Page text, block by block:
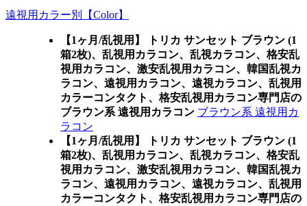
遠視用カラー別【Color】
【1ヶ月/乱視用】 トリカ サンセット ブラウン (1
箱2枚)、乱視用カラコン、乱視カラコン、格安乱
視用カラコン、激安乱視用カラコン、韓国乱視カ
ラコン、遠視用カラコン、遠視カラコン、乱視用
カラーコンタクト、格安乱視用カラコン専門店の
ブラウン系 遠視用カラコン ブラウン系 遠視用カ
ラコン
【1ヶ月/乱視用】 トリカ サンセット ブラウン (1
箱2枚)、乱視用カラコン、乱視カラコン、格安乱
視用カラコン、激安乱視用カラコン、韓国乱視カ
ラコン、遠視用カラコン、遠視カラコン、乱視用
カラーコンタクト、格安乱視用カラコン専門店の